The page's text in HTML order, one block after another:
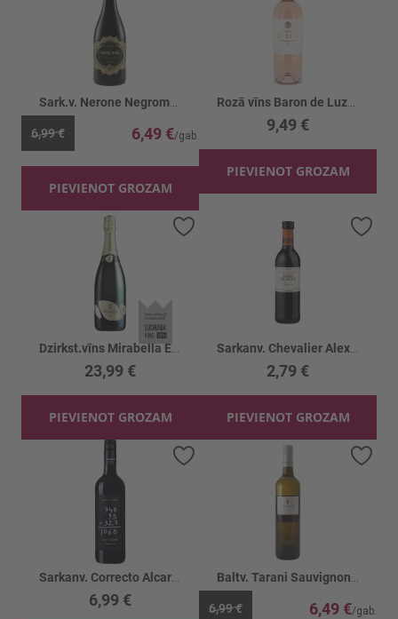
6,99 € 6,49 €
PIEVIENOT GROZAM
9,49 €
PIEVIENOT GROZAM
23,99 €
PIEVIENOT GROZAM
Pievienot vēlmju sarakstam
2,79 €
PIEVIENOT GROZAM
6,99 € 6,99 € 6,49 €